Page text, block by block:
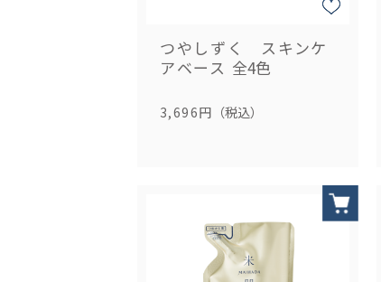
つやしずく スキンケ
アベース 全4色
3,696円 （税込）